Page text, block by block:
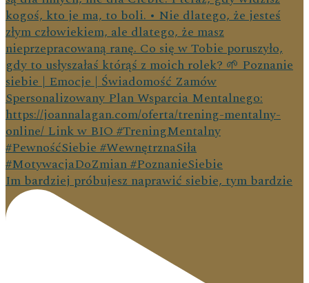
Im bardziej próbujesz naprawić siebie, tym bardzie